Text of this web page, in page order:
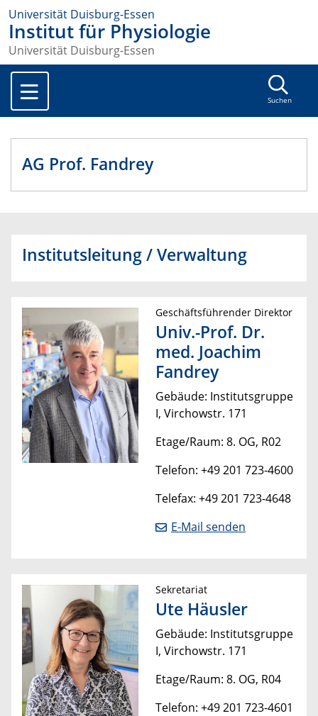
Universität Duisburg-Essen
Institut für Physiologie
Universität Duisburg-Essen
Suchen
AG Prof. Fandrey
Institutsleitung / Verwaltung
Geschäftsführender Direktor
Univ.-Prof. Dr.
med. Joachim
Fandrey
Gebäude: Institutsgruppe
I, Virchowstr. 171
Etage/Raum: 8. OG, R02
Telefon: +49 201 723-4600
Telefax: +49 201 723-4648
E-Mail senden
Sekretariat
Ute Häusler
Gebäude: Institutsgruppe
I, Virchowstr. 171
Etage/Raum: 8. OG, R04
Telefon: +49 201 723-4601